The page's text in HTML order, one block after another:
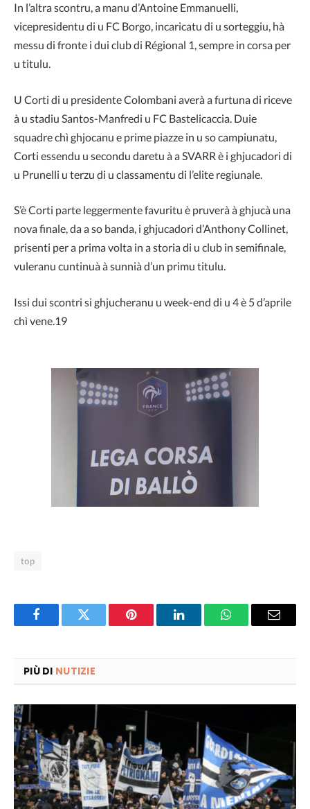
In l’altra scontru, a manu d’Antoine Emmanuelli,
vicepresidentu di u FC Borgo, incaricatu di u sorteggiu, hà
messu di fronte i dui club di Régional 1, sempre in corsa per
u titulu.
U Corti di u presidente Colombani averà a furtuna di riceve
à u stadiu Santos-Manfredi u FC Bastelicaccia. Duie
squadre chì ghjocanu e prime piazze in u so campiunatu,
Corti essendu u secondu daretu à a SVARR è i ghjucadori di
u Prunelli u terzu di u classamentu di l’elite regiunale.
S’è Corti parte leggermente favuritu è pruverà à ghjucà una
nova finale, da a so banda, i ghjucadori d’Anthony Collinet,
prisenti per a prima volta in a storia di u club in semifinale,
vuleranu cuntinuà à sunnià d’un primu titulu.
Issi dui scontri si ghjucheranu u week-end di u 4 è 5 d’aprile
chì vene.19
top
FacebookTwitter Pinterest LinkedInWhatsAppEmail
PIÙ DI NUTIZIE